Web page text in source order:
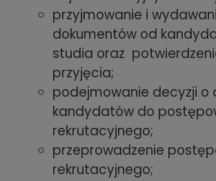
przyjmowanie i
dokumentów od
studia oraz
przyjęcia;
podejmowanie decyzji o
kandydatów do
rekrutacyjnego;
przeprowadzenie
rekrutacyjnego;